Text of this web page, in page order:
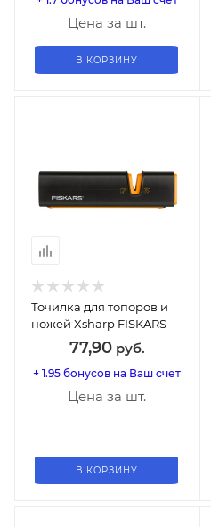
Цена за шт.
В КОРЗИНУ
Точилка для топоров и
ножей Xsharp FISKARS
77,90руб.
+ 1.95 бонусов на Ваш счет
Цена за шт.
В КОРЗИНУ